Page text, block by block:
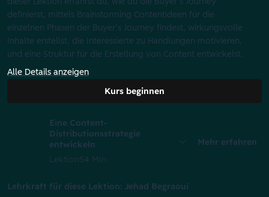
definierst, mittels Brainstorming Contentideen für die
einzelnen Phasen der Buyer’s Journey findest, wirkungsvolle
Inhalte erstellst, die Interessierte zu Handlungen motivieren,
und eine Struktur für die Erstellung von Content entwickelst.
Alle Details anzeigen
Kurs beginnen
Eine Content-
Distributionsstrategie
entwickeln
Lektion54 Min.
Mehr erfahren
Lehrkraft für diese Lektion: Jehad Begraoui